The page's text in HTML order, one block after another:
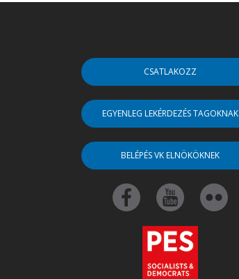
CSATLAKOZZ
EGYENLEG LEKÉRDEZÉS TAGOKNAK
BELÉPÉS VK ELNÖKÖKNEK